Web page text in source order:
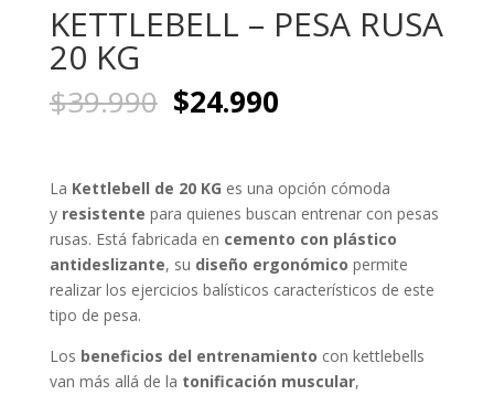
KETTLEBELL – PESA RUSA
20 KG
$39.990 El
precio
era:
$39.990.
$24.990El
es:
$24.990.
La Kettlebell de 20 KG es una opción cómoda
y resistente para quienes buscan entrenar con pesas
rusas. Está fabricada en cemento con plástico
antideslizante, su diseño ergonómico permite
realizar los ejercicios balísticos característicos de este
tipo de pesa.
Los beneficios del entrenamiento con kettlebells
van más allá de la tonificación muscular,